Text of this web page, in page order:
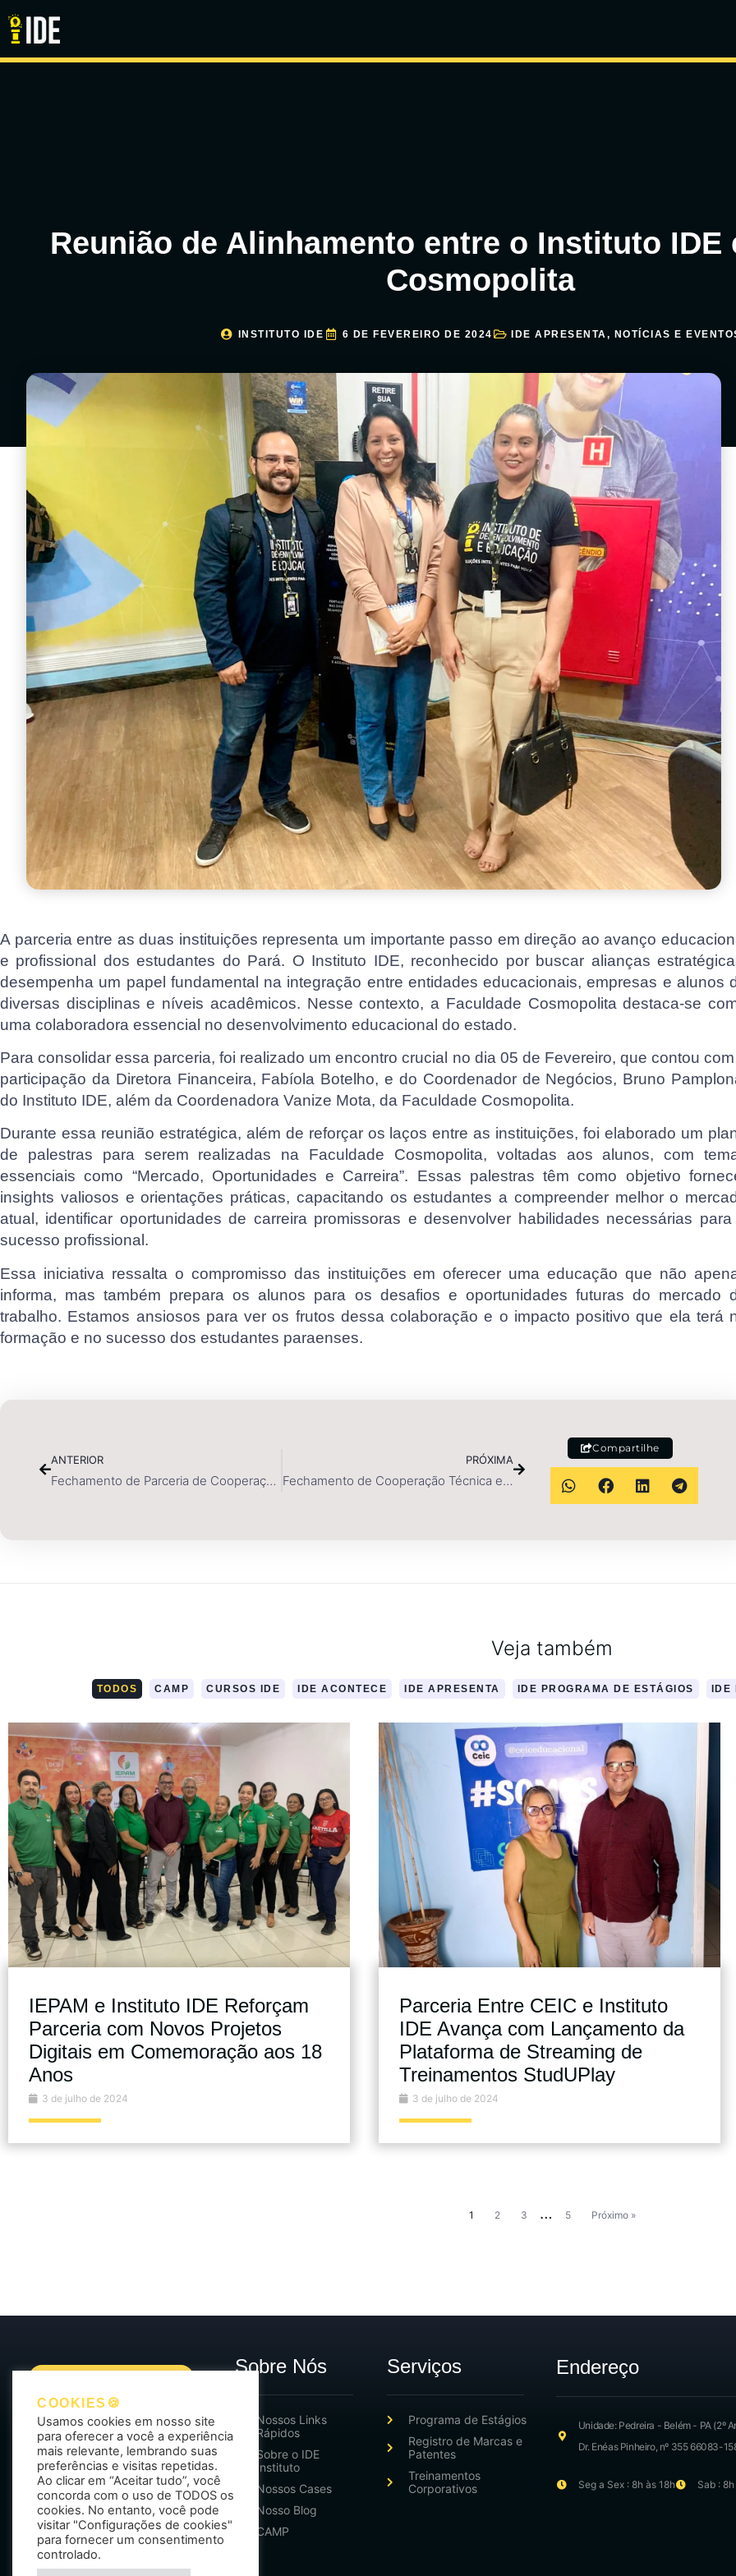
Reunião de Alinhamento entre o Instituto IDE
Cosmopolita
INSTITUTO IDE 6 DE FEVEREIRO DE 2024 IDE APRESENTA, NOTÍCIAS E
A parceria entre as duas instituições representa um importante passo em direção ao avanço
e profissional dos estudantes do Pará. O Instituto IDE, reconhecido por buscar alianças
desempenha um papel fundamental na integração entre entidades educacionais, empresas e alunos
diversas disciplinas e níveis acadêmicos. Nesse contexto, a Faculdade Cosmopolita destaca-se
uma colaboradora essencial no desenvolvimento educacional do estado.
Para consolidar essa parceria, foi realizado um encontro crucial no dia 05 de Fevereiro, que contou
participação da Diretora Financeira, Fabíola Botelho, e do Coordenador de Negócios, Bruno
do Instituto IDE, além da Coordenadora Vanize Mota, da Faculdade Cosmopolita.
Durante essa reunião estratégica, além de reforçar os laços entre as instituições, foi elaborado um
de palestras para serem realizadas na Faculdade Cosmopolita, voltadas aos alunos, com
essenciais como “Mercado, Oportunidades e Carreira”. Essas palestras têm como objetivo
insights valiosos e orientações práticas, capacitando os estudantes a compreender melhor o
atual, identificar oportunidades de carreira promissoras e desenvolver habilidades necessárias para
sucesso profissional.
Essa iniciativa ressalta o compromisso das instituições em oferecer uma educação que não
informa, mas também prepara os alunos para os desafios e oportunidades futuras do mercado
trabalho. Estamos ansiosos para ver os frutos dessa colaboração e o impacto positivo que ela terá
formação e no sucesso dos estudantes paraenses.
ANTERIOR
Fechamento de Parceria de Cooperação Técnica entre o Instituto IDE e o IFPA
PRÓXIMA
Fechamento de Cooperação Técnica entre o Instituto IDE e a Instituição de Tecnologia – ITEC
Compartilhe
Veja também
TODOS CAMP CURSOS IDE IDE ACONTECE IDE APRESENTA IDE PROGRAMA DE ESTÁGIOS
IEPAM e Instituto IDE Reforçam
Parceria com Novos Projetos
Digitais em Comemoração aos 18
Anos
3 de julho de 2024
Parceria Entre CEIC e Instituto
IDE Avança com Lançamento da
Plataforma de Streaming de
Treinamentos StudUPlay
3 de julho de 2024
1 2 3 … 5 Próximo »
Nosso objetivo égerar
oportunidades de
crescimento para
nossos clientes.
Sobre Nós
Nossos Links
Rápidos
Sobre o IDE
Instituto
Nossos Cases
Nosso Blog
CAMP
Serviços
Programa de Estágios
Registro de Marcas e
Patentes
Treinamentos
Corporativos
Endereço
Unidade: Pedreira - Belém - PA (2º
Dr. Enéas Pinheiro, nº 355 66083-
Seg a Sex : 8h às 18h Sab :
COOKIES🍪
Usamos cookies em nosso site
para oferecer a você a experiência
mais relevante, lembrando suas
preferências e visitas repetidas.
Ao clicar em “Aceitar tudo”, você
concorda com o uso de TODOS os
cookies. No entanto, você pode
visitar "Configurações de cookies"
para fornecer um consentimento
controlado.